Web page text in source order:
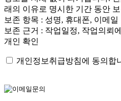
래의 이유로 명시한 기간 동안
보존 항목 : 성명, 휴대폰, 이메일
보존 근거 : 작업일정, 작업의뢰
개인 확인
개인정보취급방침에 동의합